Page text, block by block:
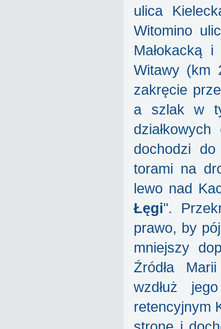
ulica
Witomino
Małokacką
Witawy (km
zakręcie
a szlak w
dochodzi
torami na
lewo nad
Łęgi".
prawo, by
mniejszy
Źródła
wzdłuż
retencyjnym